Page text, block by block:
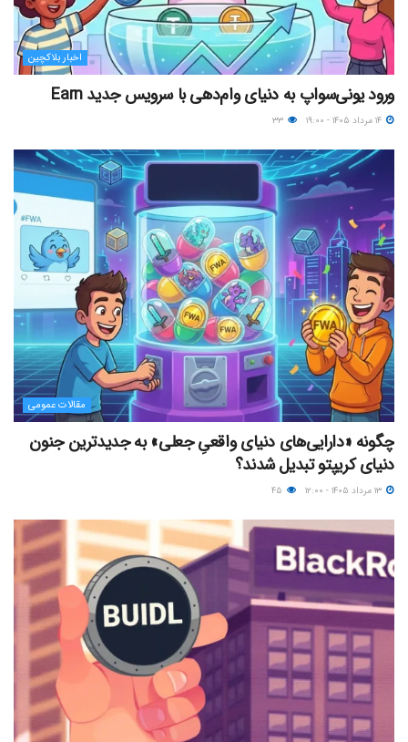
اخبار بلاکچین
ورود یونی‌سواپ به دنیای وام‌دهی با سرویس جدید Earn
مقالات عمومی
چگونه «دارایی‌های دنیای واقعیِ جعلی» به جدیدترین جنون
دنیای کریپتو تبدیل شدند؟